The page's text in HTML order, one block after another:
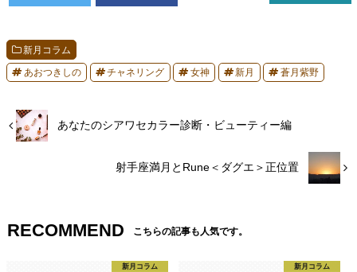
新月コラム
あおつきしの チャネリング 女神 新月 蒼月紫野
あなたのシアワセカラー診断・ビューティー編
射手座満月とRune＜ダグエ＞正位置
RECOMMEND こちらの記事も人気です。
新月コラム 新月コラム